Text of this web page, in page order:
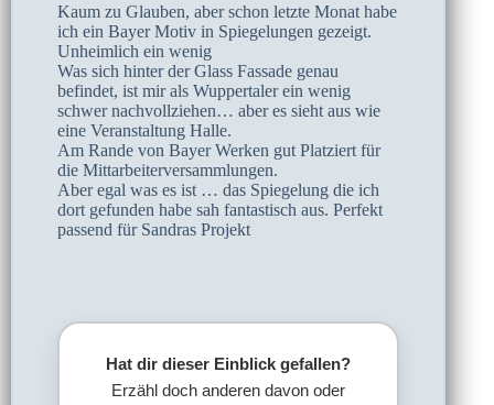
Kaum zu Glauben, aber schon letzte Monat habe
ich ein Bayer Motiv in Spiegelungen gezeigt.
Unheimlich ein wenig
Was sich hinter der Glass Fassade genau
befindet, ist mir als Wuppertaler ein wenig
schwer nachvollziehen… aber es sieht aus wie
eine Veranstaltung Halle.
Am Rande von Bayer Werken gut Platziert für
die Mittarbeiterversammlungen.
Aber egal was es ist … das Spiegelung die ich
dort gefunden habe sah fantastisch aus. Perfekt
passend für Sandras Projekt
Hat dir dieser Einblick gefallen?
Erzähl doch anderen davon oder